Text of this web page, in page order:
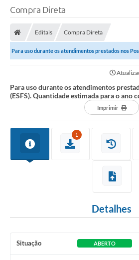
Editais
Previdência
Contato
A Prefeitura
Secretarias
Ouvidoria
Contratos
Compra Direta
Editais Compra Direta
Para uso durante os atendimentos prestados nos
Para uso durante os atendimentos
(ESFS). Quantidade estimada para o ano
Imprimir
1
Detalhes
Situação ABERTO